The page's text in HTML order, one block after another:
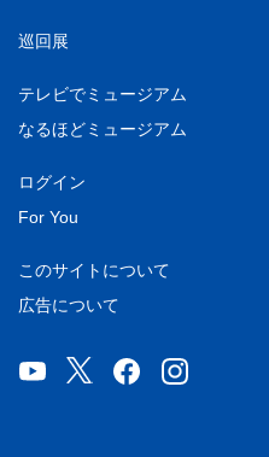
巡回展
テレビでミュージアム
なるほどミュージアム
ログイン
For You
このサイトについて
広告について